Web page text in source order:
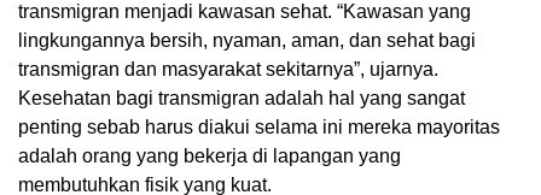
transmigran menjadi kawasan sehat. “Kawasan yang
lingkungannya bersih, nyaman, aman, dan sehat bagi
transmigran dan masyarakat sekitarnya”, ujarnya.
Kesehatan bagi transmigran adalah hal yang sangat
penting sebab harus diakui selama ini mereka mayoritas
adalah orang yang bekerja di lapangan yang
membutuhkan fisik yang kuat.